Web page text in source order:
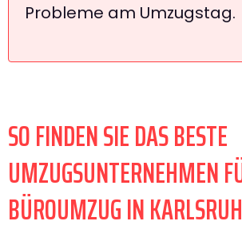
Probleme am Umzugstag.
SO FINDEN SIE DAS BESTE
UMZUGSUNTERNEHMEN
BÜROUMZUG IN